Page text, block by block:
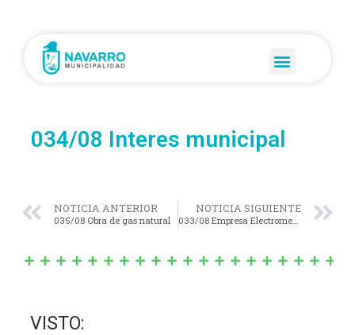
034/08 Interes municipal
NOTICIA ANTERIOR
035/08 Obra de gas natural
NOTICIA SIGUIENTE
033/08 Empresa Electromecanica
VISTO: